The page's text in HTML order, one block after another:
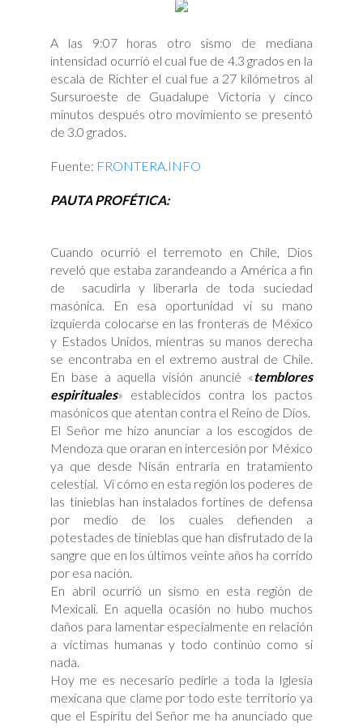
A las 9:07 horas otro sismo de mediana
intensidad ocurrió el cual fue de 4.3 grados en la
escala de Richter el cual fue a 27 kilómetros al
Sursuroeste de Guadalupe Victoria y cinco
minutos después otro movimiento se presentó
de 3.0 grados.
Fuente: FRONTERA.INFO
PAUTA PROFÉTICA:
Cuando ocurrió el terremoto en Chile, Dios
reveló que estaba zarandeando a América a fin
de sacudirla y liberarla de toda suciedad
masónica. En esa oportunidad vi su mano
izquierda colocarse en las fronteras de México
y Estados Unidos, mientras su manos derecha
se encontraba en el extremo austral de Chile.
En base a aquella visión anuncié «temblores
espirituales» establecidos contra los pactos
masónicos que atentan contra el Reino de Dios.
El Señor me hizo anunciar a los escogidos de
Mendoza que oraran en intercesión por México
ya que desde Nisán entraría en tratamiento
celestial. Vi cómo en esta región los poderes de
las tinieblas han instalados fortines de defensa
por medio de los cuales defienden a
potestades de tinieblas que han disfrutado de la
sangre que en los últimos veinte años ha corrido
por esa nación.
En abril ocurrió un sismo en esta región de
Mexicali. En aquella ocasión no hubo muchos
daños para lamentar especialmente en relación
a víctimas humanas y todo continúo como si
nada.
Hoy me es necesario pedirle a toda la Iglesia
mexicana que clame por todo este territorio ya
que el Espíritu del Señor me ha anunciado que